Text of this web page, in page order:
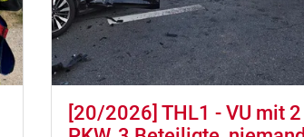
[20/2026] THL1 - VU mit 2